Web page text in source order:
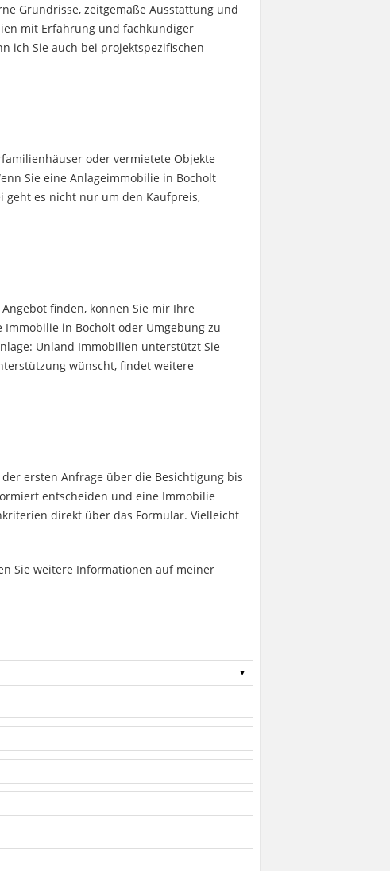
Grundrisse, zeitgemäße Ausstattung und
mit Erfahrung und fachkundiger
ich Sie auch bei projektspezifischen
oder vermietete Objekte
Sie eine Anlageimmobilie in Bocholt
geht es nicht nur um den Kaufpreis,
finden, können Sie mir Ihre
in Bocholt oder Umgebung zu
Unland Immobilien unterstützt Sie
wünscht, findet weitere
ersten Anfrage über die Besichtigung bis
entscheiden und eine Immobilie
direkt über das Formular. Vielleicht
Sie weitere Informationen auf meiner